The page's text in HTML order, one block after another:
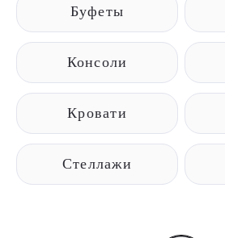
Буфеты
Консоли
Кровати
Стеллажи